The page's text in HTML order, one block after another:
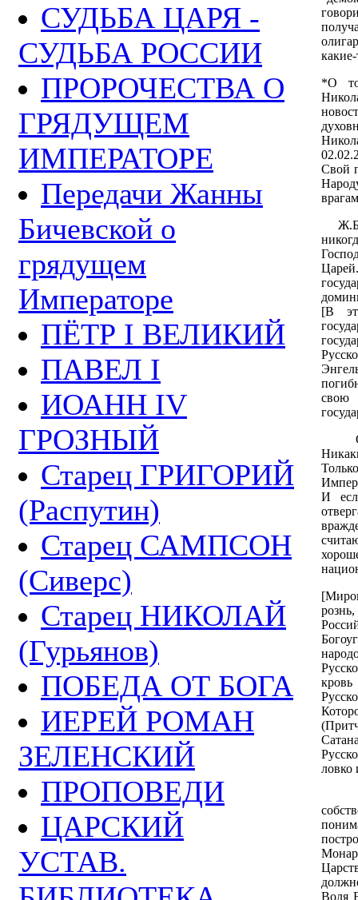
СУДЬБА ЦАРЯ -
СУДЬБА РОССИИ
ПРОРОЧЕСТВА О
ГРЯДУЩЕМ
ИМПЕРАТОРЕ
Передачи Жанны
Бичевской о
грядущем
Императоре
ПЁТР I ВЕЛИКИЙ
ПАВЕЛ I
ИОАНН IV
ГРОЗНЫЙ
Старец ГРИГОРИЙ
(Распутин)
Старец САМПСОН
(Сиверс)
Старец НИКОЛАЙ
(Гурьянов)
ПОБЕДА ОТ БОГА
ИЕРЕЙ РОМАН
ЗЕЛЕНСКИЙ
ПРОПОВЕДИ
ЦАРСКИЙ
УСТАВ.
*О
Свой
Ж.Б.
[В
О.Р.
И
ловко
Воля